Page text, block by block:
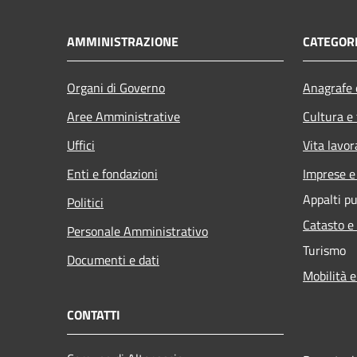
AMMINISTRAZIONE
Organi di Governo
Aree Amministrative
Uffici
Enti e fondazioni
Politici
Personale Amministrativo
Documenti e dati
Cultura
Vita
Imprese
Appalti
Catasto
Turismo
Mobilità
CONTATTI